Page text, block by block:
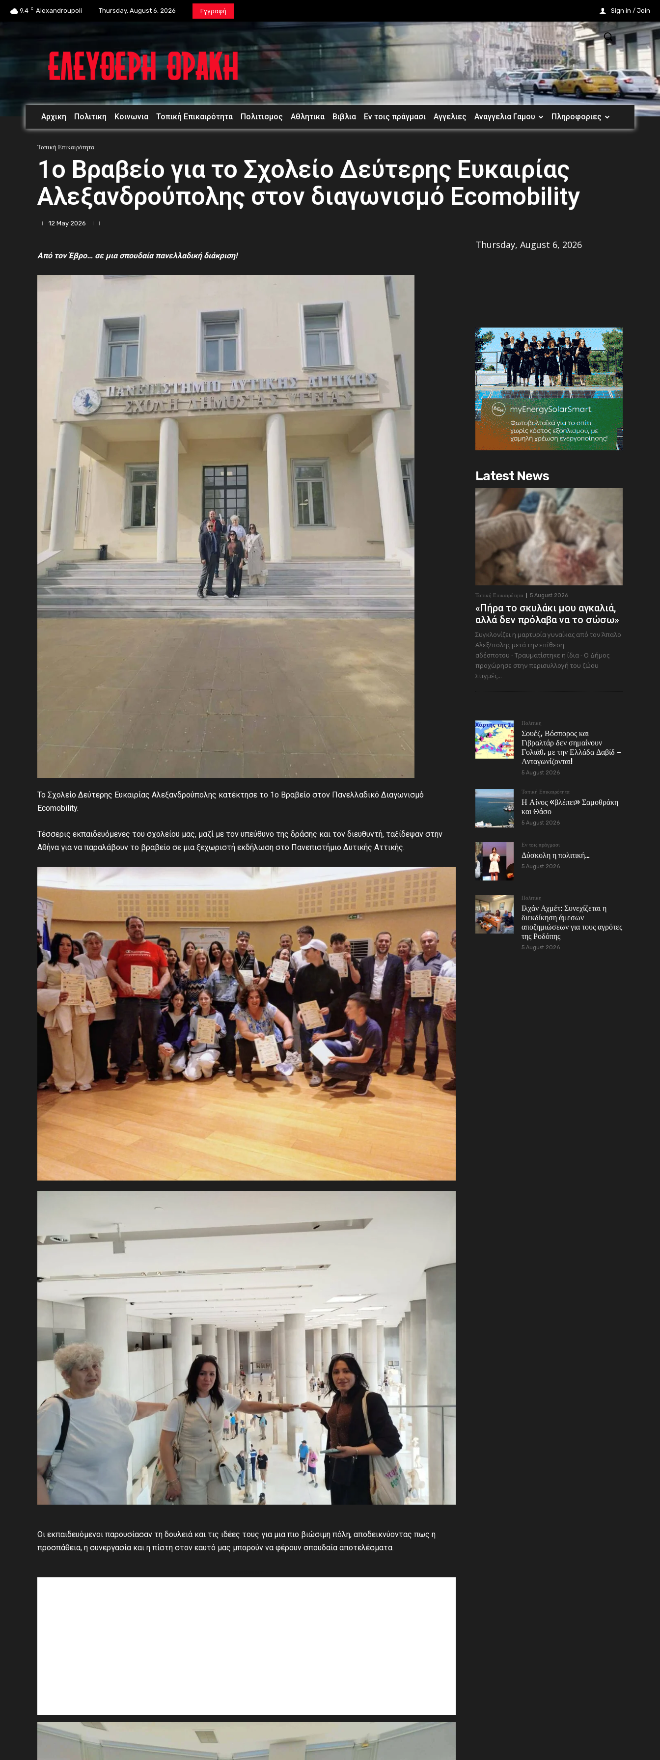
9.4 C Alexandroupoli Thursday, August 6, 2026 Εγγραφή Sign in / Join
Αρχικη Πολιτικη Κοινωνια Τοπική Επικαιρότητα Πολιτισμος Αθλητικα Βιβλια Εν τοις πράγμασι Αγγελιες Αναγγελια Γαμου Πληροφοριες
Τοπική Επικαιρότητα
1ο Βραβείο για το Σχολείο Δεύτερης Ευκαιρίας
Αλεξανδρούπολης στον διαγωνισμό Ecomobility
12 May 2026
Από τον Έβρο… σε μια σπουδαία πανελλαδική διάκριση!
Το Σχολείο Δεύτερης Ευκαιρίας Αλεξανδρούπολης κατέκτησε το 1ο Βραβείο στον Πανελλαδικό Διαγωνισμό
Ecomobility.
Τέσσερις εκπαιδευόμενες του σχολείου μας, μαζί με τον υπεύθυνο της δράσης και τον διευθυντή, ταξίδεψαν στην
Αθήνα για να παραλάβουν το βραβείο σε μια ξεχωριστή εκδήλωση στο Πανεπιστήμιο Δυτικής Αττικής.
Οι εκπαιδευόμενοι παρουσίασαν τη δουλειά και τις ιδέες τους για μια πιο βιώσιμη πόλη, αποδεικνύοντας πως η
προσπάθεια, η συνεργασία και η πίστη στον εαυτό μας μπορούν να φέρουν σπουδαία αποτελέσματα.
Thursday, August 6, 2026
Latest News
Τοπική Επικαιρότητα 5 August 2026
«Πήρα το σκυλάκι μου αγκαλιά,
αλλά δεν πρόλαβα να το σώσω»
Συγκλονίζει η μαρτυρία γυναίκας από τον Άπαλο
Αλεξ/πολης μετά την επίθεση
αδέσποτου - Τραυματίστηκε η ίδια - Ο Δήμος
προχώρησε στην περισυλλογή του ζώου
Στιγμές...
Πολιτικη
Σουέζ, Βόσπορος και
Γιβραλτάρ δεν σημαίνουν
Γολιάθ, με την Ελλάδα Δαβίδ –
Ανταγωνίζονται!
5 August 2026
Τοπική Επικαιρότητα
Η Αίνος «βλέπει» Σαμοθράκη
και Θάσο
5 August 2026
Εν τοις πράγμασι
Δύσκολη η πολιτική…
5 August 2026
Πολιτικη
Ιλχάν Αχμέτ: Συνεχίζεται η
διεκδίκηση άμεσων
αποζημιώσεων για τους αγρότες
της Ροδόπης
5 August 2026